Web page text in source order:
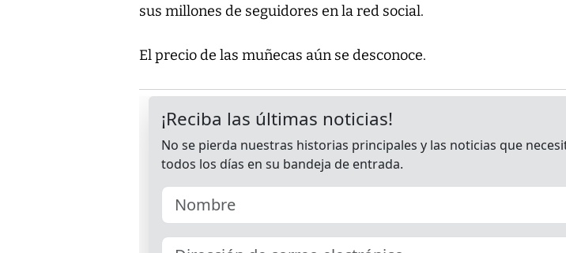
sus millones de seguidores en la red social.
El precio de las muñecas aún se desconoce.